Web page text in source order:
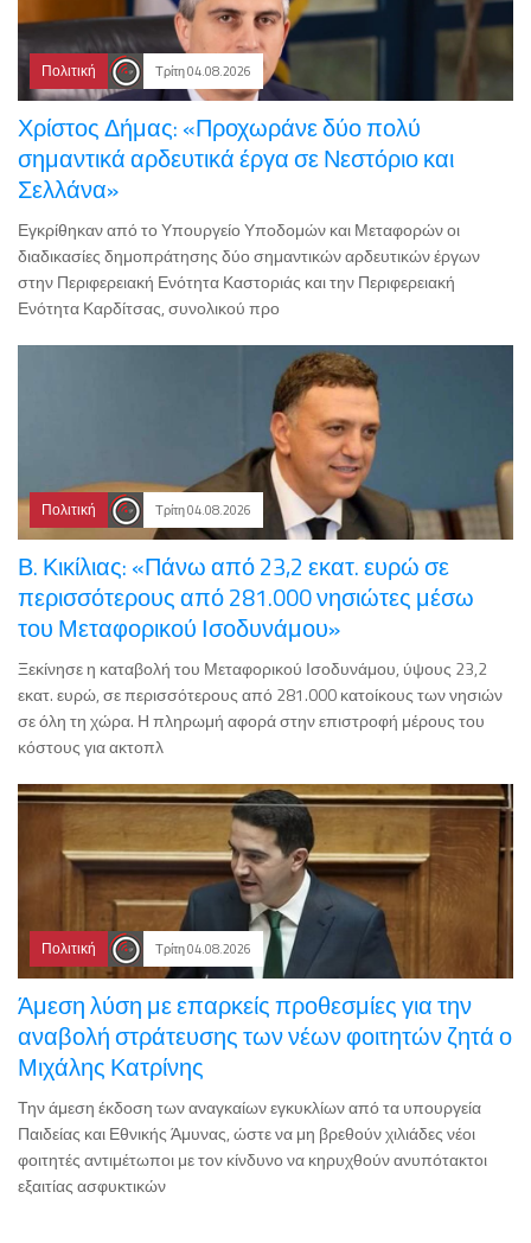
Πολιτική Τρίτη 04.08.2026
Χρίστος Δήμας: «Προχωράνε δύο πολύ
σημαντικά αρδευτικά έργα σε Νεστόριο και
Σελλάνα»
Εγκρίθηκαν από το Υπουργείο Υποδομών και Μεταφορών οι
διαδικασίες δημοπράτησης δύο σημαντικών αρδευτικών έργων
στην Περιφερειακή Ενότητα Καστοριάς και την Περιφερειακή
Ενότητα Καρδίτσας, συνολικού προ
Πολιτική Τρίτη 04.08.2026
Β. Κικίλιας: «Πάνω από 23,2 εκατ. ευρώ σε
περισσότερους από 281.000 νησιώτες μέσω
του Μεταφορικού Ισοδυνάμου»
Ξεκίνησε η καταβολή του Μεταφορικού Ισοδυνάμου, ύψους 23,2
εκατ. ευρώ, σε περισσότερους από 281.000 κατοίκους των νησιών
σε όλη τη χώρα. Η πληρωμή αφορά στην επιστροφή μέρους του
κόστους για ακτοπλ
Πολιτική Τρίτη 04.08.2026
Άμεση λύση με επαρκείς προθεσμίες για την
αναβολή στράτευσης των νέων φοιτητών ζητά ο
Μιχάλης Κατρίνης
Την άμεση έκδοση των αναγκαίων εγκυκλίων από τα υπουργεία
Παιδείας και Εθνικής Άμυνας, ώστε να μη βρεθούν χιλιάδες νέοι
φοιτητές αντιμέτωποι με τον κίνδυνο να κηρυχθούν ανυπότακτοι
εξαιτίας ασφυκτικών